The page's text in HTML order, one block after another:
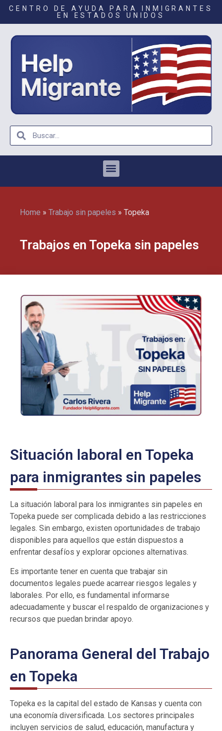
CENTRO DE AYUDA PARA INMIGRANTES
EN ESTADOS UNIDOS
Home » Trabajo sin papeles » Topeka
Trabajos en Topeka sin papeles
Situación laboral en Topeka
para inmigrantes sin papeles
La situación laboral para los inmigrantes sin papeles en
Topeka puede ser complicada debido a las restricciones
legales. Sin embargo, existen oportunidades de trabajo
disponibles para aquellos que están dispuestos a
enfrentar desafíos y explorar opciones alternativas.
Es importante tener en cuenta que trabajar sin
documentos legales puede acarrear riesgos legales y
laborales. Por ello, es fundamental informarse
adecuadamente y buscar el respaldo de organizaciones y
recursos que puedan brindar apoyo.
Panorama General del Trabajo
en Topeka
Topeka es la capital del estado de Kansas y cuenta con
una economía diversificada. Los sectores principales
incluyen servicios de salud, educación, manufactura y